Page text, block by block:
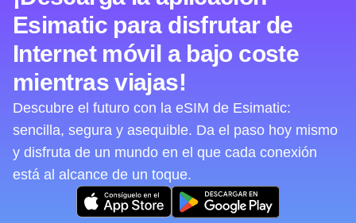
Esimatic para disfrutar de
Internet móvil a bajo coste
mientras viajas!
Descubre el futuro con la eSIM de Esimatic:
sencilla, segura y asequible. Da el paso hoy mismo
y disfruta de un mundo en el que cada conexión
está al alcance de un toque.